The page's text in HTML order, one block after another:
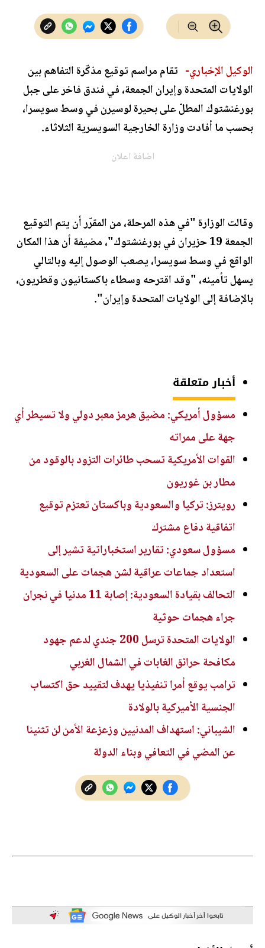
الوكيل الإخباري- تقام مراسم توقيع مذكّرة التفاهم بين
الولايات المتحدة وإيران الجمعة، في فندق فاخر على جبل
بورغنشتوك المطلّ على بحيرة لوسيرن في وسط سويسرا،
بحسب ما أفادت وزارة الخارجية السويسرية الثلاثاء.
اضافة اعلان
وقالت الوزارة "في هذه المرحلة، من المقرّر أن يتم التوقيع
الجمعة 19 حزيران في بورغنشتوك"، مضيفة أن هذا المكان
الواقع في وسط سويسرا، يصعب الوصول إليه وبالتالي
يسهل تأمينه، "وقد اقترحه وسطاء باكستانيون وقطريون،
بالإضافة إلى الولايات المتحدة وإيران".
أخبار متعلقة
مسؤول أمريكي: مضيق هرمز معبر دولي ولا تسيطر أي
جهة على ممراته
القوات الأمريكية تسحب طائرات التزود بالوقود من
مطار بن غوريون
رويترز: تركيا والسعودية وباكستان تعتزم توقيع
اتفاقية دفاع مشترك
مسؤول سعودي: تقارير استخباراتية تشير إلى
استعداد جماعات عراقية لشن هجمات على السعودية
التحالف بقيادة السعودية: إصابة 11 مدنيا في نجران
جراء هجمات حوثية
الولايات المتحدة ترسل 200 جندي لدعم جهود
مكافحة حرائق الغابات في الشمال الغربي
ترامب يوقع أمرا تنفيذيا يهدف لتقييد حق اكتساب
الجنسية الأميركية بالولادة
الشيباني: استهداف المدنيين وزعزعة الأمن لن تثنينا
عن المضي في التعافي وبناء الدولة